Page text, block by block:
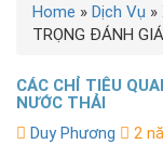
Home » Dịch Vụ »
TRỌNG ĐÁNH
CÁC CHỈ TIÊU
NƯỚC THẢI
Duy Phương
2